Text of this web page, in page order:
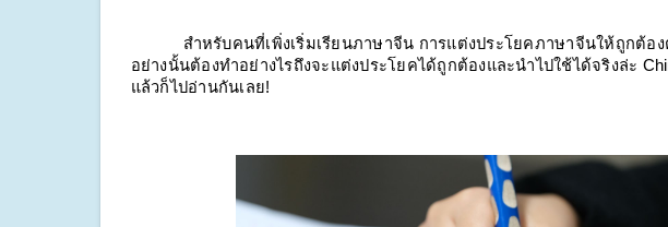
สำหรับคนที่เพิ่งเริ่มเรียนภาษาจีน การแต่งประโยคภาษาจีนให้ถูกต้
อย่างนั้นต้องทำอย่างไรถึงจะแต่งประโยคได้ถูกต้องและนำไปใช้ได้จริงล่ะ
แล้วก็ไปอ่านกันเลย!